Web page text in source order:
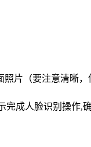
片（要注意清晰
成人脸识别操作,